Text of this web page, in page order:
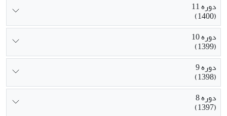
دوره 11
(1400)
دوره 10
(1399)
دوره 9
(1398)
دوره 8
(1397)